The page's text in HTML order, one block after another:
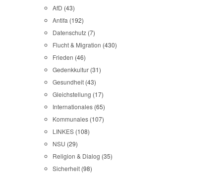
AfD (43)
Antifa (192)
Datenschutz (7)
Flucht & Migration (430)
Frieden (46)
Gedenkkultur (31)
Gesundheit (43)
Gleichstellung (17)
Internationales (65)
Kommunales (107)
LINKES (108)
NSU (29)
Religion & Dialog (35)
Sicherheit (98)